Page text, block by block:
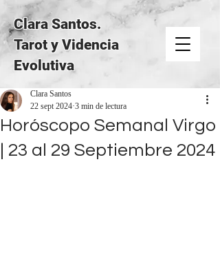
Clara Santos.
Tarot y Videncia
Evolutiva
Horóscopo Semanal Virgo
| 23 al 29 Septiembre 2024
Clara Santos
22 sept 20243 min de lectura